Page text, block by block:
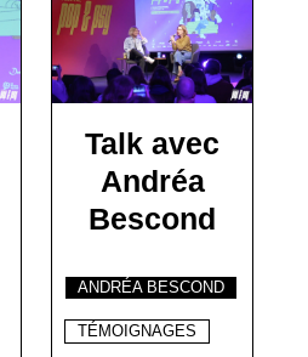
Talk avec
Andréa
Bescond
ANDRÉA BESCOND
TÉMOIGNAGES